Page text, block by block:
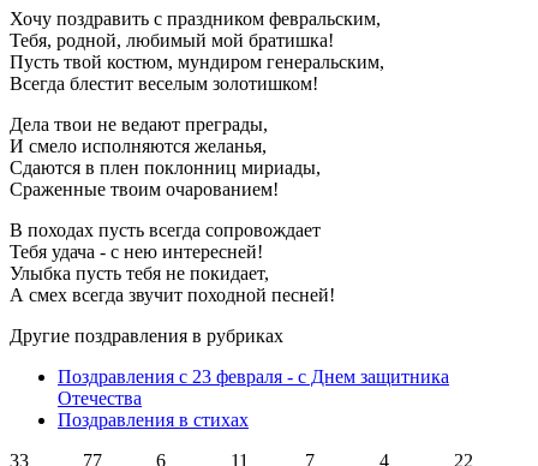
Хочу поздравить с праздником февральским,
Тебя, родной, любимый мой братишка!
Пусть твой костюм, мундиром генеральским,
Всегда блестит веселым золотишком!
Дела твои не ведают преграды,
И смело исполняются желанья,
Сдаются в плен поклонниц мириады,
Сраженные твоим очарованием!
В походах пусть всегда сопровождает
Тебя удача - с нею интересней!
Улыбка пусть тебя не покидает,
А смех всегда звучит походной песней!
Другие поздравления в рубриках
Поздравления с 23 февраля - с Днем защитника
Отечества
Поздравления в стихах
33
77 6 11 7 4 22